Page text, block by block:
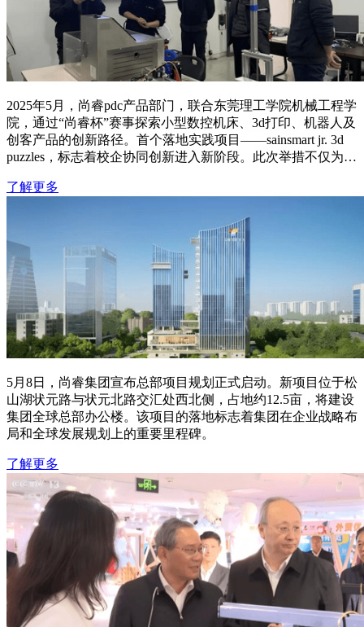
2025年5月，尚睿pdc产品部门，联合东莞理工学院机械工程学
院，通过“尚睿杯”赛事探索小型数控机床、3d打印、机器人及
创客产品的创新路径。首个落地实践项目——sainsmart jr. 3d
puzzles，标志着校企协同创新进入新阶段。此次举措不仅为产
现了尚睿在产学研创新和人才培养上的持续探索。
了解更多
5月8日，尚睿集团宣布总部项目规划正式启动。新项目位于松
山湖状元路与状元北路交汇处西北侧，占地约12.5亩，将建设
集团全球总部办公楼。该项目的落地标志着集团在企业战略布
局和全球发展规划上的重要里程碑。
了解更多